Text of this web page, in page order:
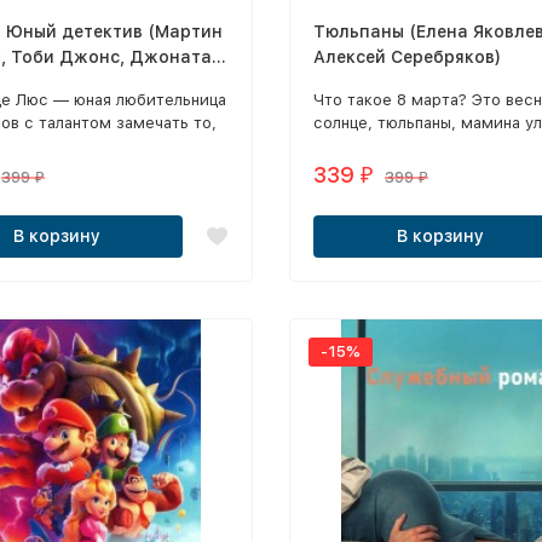
Юный детектив (Мартин
Тоби Джонс, Джонатан
Люс — юная любительница
с талантом замечать то,
399₽
В корзину
Тюльпаны (Елена
Алексей Серебряков)
Что такое 8 марта? Это
солнце, тюльпаны, мамина
счастья.
339 ₽ 399₽
В корзину
-15%